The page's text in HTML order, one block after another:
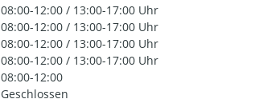
08:00-12:00 / 13:00-17:00 Uhr
08:00-12:00 / 13:00-17:00 Uhr
08:00-12:00 / 13:00-17:00 Uhr
08:00-12:00 / 13:00-17:00 Uhr
08:00-12:00
Geschlossen